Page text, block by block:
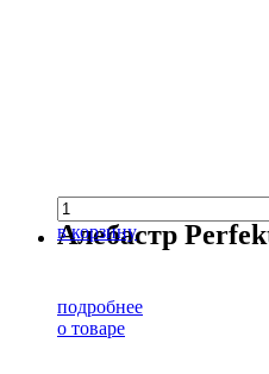
в корзину
Алебастр
подробнее
о товаре